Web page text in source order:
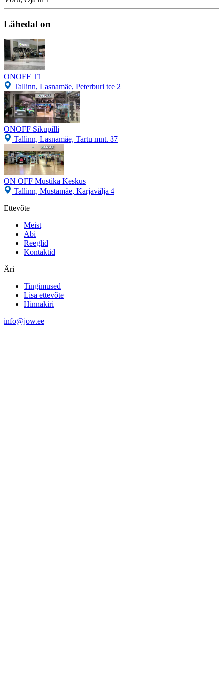
Lähedal on
ONOFF T1
Tallinn, Lasnamäe, Peterburi tee 2
ONOFF Sikupilli
Tallinn, Lasnamäe, Tartu mnt. 87
ON OFF Mustika Keskus
Tallinn, Mustamäe, Karjavälja 4
Ettevõte
Meist
Abi
Reeglid
Kontaktid
Äri
Tingimused
Lisa ettevõte
Hinnakiri
info@jow.ee